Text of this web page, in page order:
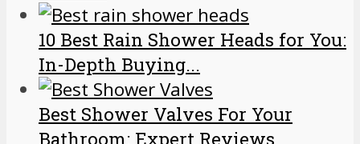
10 Best Rain Shower Heads for You:
In-Depth Buying...
Best Shower Valves For Your
Bathroom: Expert Reviews